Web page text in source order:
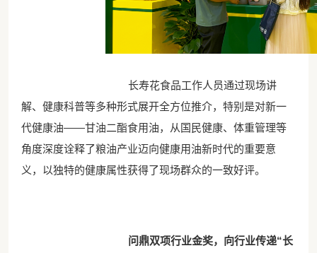
长寿花食品工作人员通过现场讲
解、健康科普等多种形式展开全方位推介，特别是对新一
代健康油——甘油二酯食用油，从国民健康、体重管理等
角度深度诠释了粮油产业迈向健康用油新时代的重要意
义，以独特的健康属性获得了现场群众的一致好评。
问鼎双项行业金奖， 向行业传递“长